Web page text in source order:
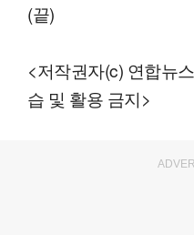
(끝)
<저작권자(c) 연합뉴
습 및 활용 금지>